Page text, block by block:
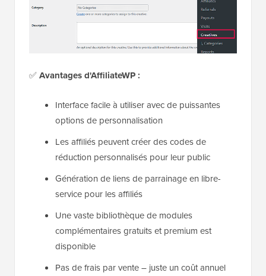
✅Avantages d'AffiliateWP :
Interface facile à utiliser avec de puissantes
options de personnalisation
Les affiliés peuvent créer des codes de
réduction personnalisés pour leur public
Génération de liens de parrainage en libre-
service pour les affiliés
Une vaste bibliothèque de modules
complémentaires gratuits et premium est
disponible
Pas de frais par vente – juste un coût annuel